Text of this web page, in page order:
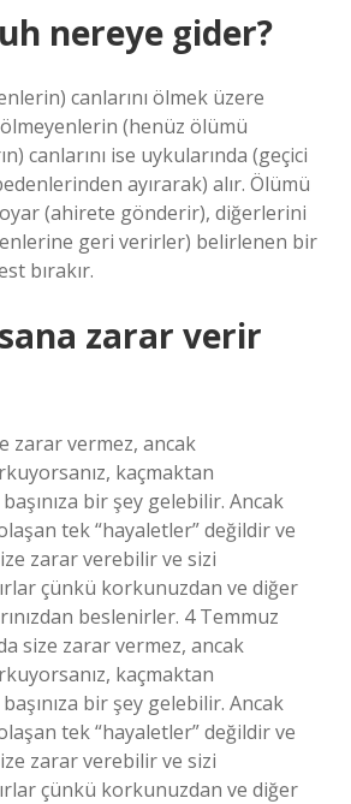
nereye gider?
canlarını ölmek üzere
(henüz ölümü
canlarını ise uykularında (geçici
ayırarak) alır. Ölümü
(ahirete gönderir), diğerlerini
geri verirler) belirlenen bir
bırakır.
zarar verir
zarar vermez, ancak
kaçmaktan
bir şey gelebilir. Ancak
tek “hayaletler” değildir ve
zarar verebilir ve sizi
çünkü korkunuzdan ve diğer
beslenirler. 4 Temmuz
size zarar vermez, ancak
kaçmaktan
bir şey gelebilir. Ancak
tek “hayaletler” değildir ve
zarar verebilir ve sizi
çünkü korkunuzdan ve diğer